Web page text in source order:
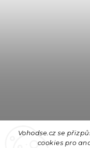
Vohodse.cz se
cookies pro